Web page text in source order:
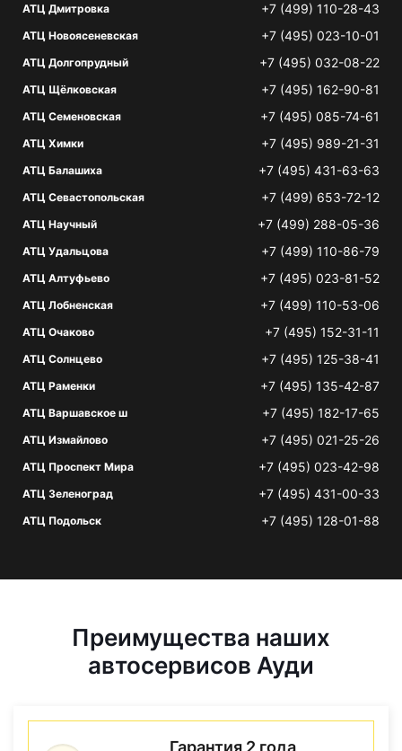
АТЦ Дмитровка +7 (499) 110-28-43
АТЦ Новоясеневская +7 (495) 023-10-01
АТЦ Долгопрудный +7 (495) 032-08-22
АТЦ Щёлковская +7 (495) 162-90-81
АТЦ Семеновская +7 (495) 085-74-61
АТЦ Химки +7 (495) 989-21-31
АТЦ Балашиха +7 (495) 431-63-63
АТЦ Севастопольская +7 (499) 653-72-12
АТЦ Научный +7 (499) 288-05-36
АТЦ Удальцова +7 (499) 110-86-79
АТЦ Алтуфьево +7 (495) 023-81-52
АТЦ Лобненская +7 (499) 110-53-06
АТЦ Очаково +7 (495) 152-31-11
АТЦ Солнцево +7 (495) 125-38-41
АТЦ Раменки +7 (495) 135-42-87
АТЦ Варшавское ш +7 (495) 182-17-65
АТЦ Измайлово +7 (495) 021-25-26
АТЦ Проспект Мира +7 (495) 023-42-98
АТЦ Зеленоград +7 (495) 431-00-33
АТЦ Подольск +7 (495) 128-01-88
Преимущества наших
автосервисов Ауди
Гарантия 2 года